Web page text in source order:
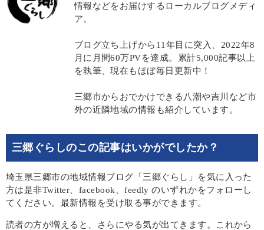
情報などをお届けするローカルブログメディ
ア。
ブログ立ち上げから11年目に突入、2022年8
月に月間60万PVを達成。累計5,000記事以上
を執筆、現在もほぼ毎日更新中！
三郷市からおでかけできる八潮や吉川など市
外の近隣地域の情報も紹介しています。
三郷ぐらしのこの記事はいかがでしたか？
埼玉県三郷市の地域情報ブログ「三郷ぐらし」を気に入った
方は是非Twitter、facebook、feedly のいずれかをフォローし
てください。最新情報を受け取る事ができます。
読者の方が増えると、さらにやる気が出てきます。これから